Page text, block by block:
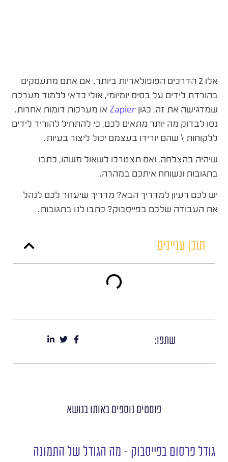
אלו 2 הדרכים הפופולאריות ביותר. אם אתם מתעסקים
בהורדת לידים על בסיס יומיומי, אולי כדאי ללמוד מערכת
שמדגישה את זה, כגוןZapierאו מערכות דומות אחרות.
נסו לבדוק מה יותר מתאים לכם, כי להתחיל להוריד לידים
ללקוחות \ שהם יורידו בעצמם יכול ליצור בעיות.
שיהיה בהצלחה, ואם תצטרכו לשאול משהו, כתבו
בתגובות ונשוחח איתכם במהרה.
יש לכם רעיון למדריך הבא? מדריך שיעזור לכם לנהל
את העבודה שלכם בפייסבוק? כתבו לנו בתגובות.
תוכן עניינים
שתפו:
פוסטים נוספים באותו בנושא
גודל פרסום בפייסבוק – מה הגודל של התמונה